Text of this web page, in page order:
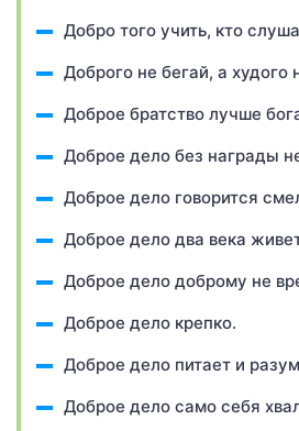
Добро того учить, кто
Доброго не бегай, а худого
Доброе братство лучше
Доброе дело без награды
Доброе дело говорится
Доброе дело два века
Доброе дело доброму не
Доброе дело крепко.
Доброе дело питает и
Доброе дело само себя